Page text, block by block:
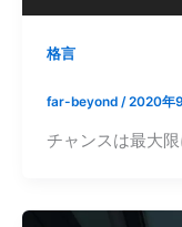
格言
far-beyond /2020年
チャンスは最大